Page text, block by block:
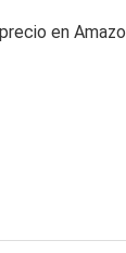
en